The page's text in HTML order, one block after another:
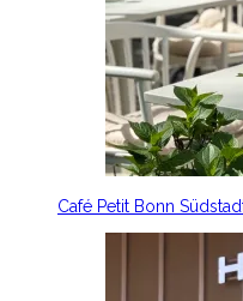
Café Petit Bonn